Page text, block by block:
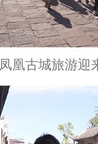
凤凰古城旅游迎